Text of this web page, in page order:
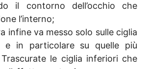
il contorno dell’occhio che
l’interno;
infine va messo solo sulle ciglia
e in particolare su quelle più
le ciglia inferiori che